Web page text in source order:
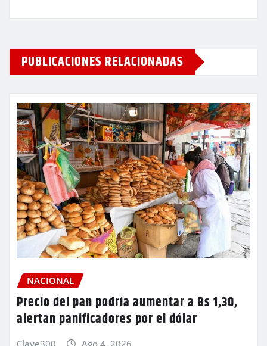
PUBLICACIONES RELACIONADAS
NACIONAL
Precio del pan podría aumentar a Bs 1,30,
alertan panificadores por el dólar
Clave300 Ago 4, 2026